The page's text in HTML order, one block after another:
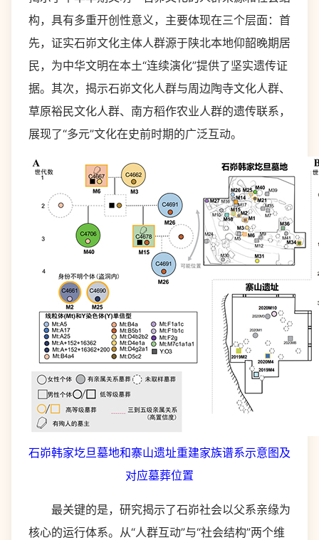
构，具有多重开创性意义，主要体现在三个层面：首
先，证实石峁文化主体人群源于陕北本地仰韶晚期居
民，为中华文明在本土“连续演化”提供了坚实遗传证
据。其次，揭示石峁文化人群与周边陶寺文化人群、
草原裕民文化人群、南方稻作农业人群的遗传联系，
展现了“多元”文化在史前时期的广泛互动。
石峁韩家圪旦墓地和寨山遗址重建家族谱系示意图及
对应墓葬位置
最关键的是，研究揭示了石峁社会以父系亲缘为
核心的运行体系。从“人群互动”与“社会结构”两个维